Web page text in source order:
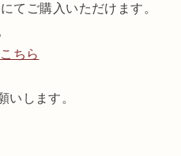
てご購入いただけます。
ちら
いします。